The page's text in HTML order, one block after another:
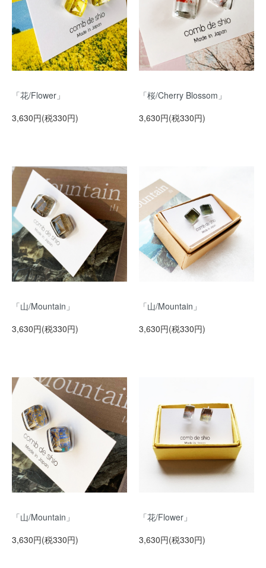
「花/Flower」
3,630円(税330円)
「桜/Cherry Blossom」
3,630円(税330円)
「山/Mountain」
3,630円(税330円)
「山/Mountain」
3,630円(税330円)
「山/Mountain」
3,630円(税330円)
「花/Flower」
3,630円(税330円)